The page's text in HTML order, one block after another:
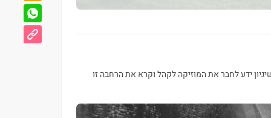
ידע לחבר את המוזיקה לקהל וקרא את הרחבה זו